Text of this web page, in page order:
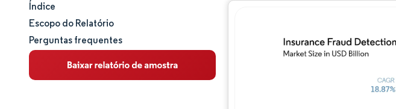
Tamanho e participação de mercado
Análise de mercado
Tendências e insights
Índice
Escopo do Relatório
Perguntas frequentes